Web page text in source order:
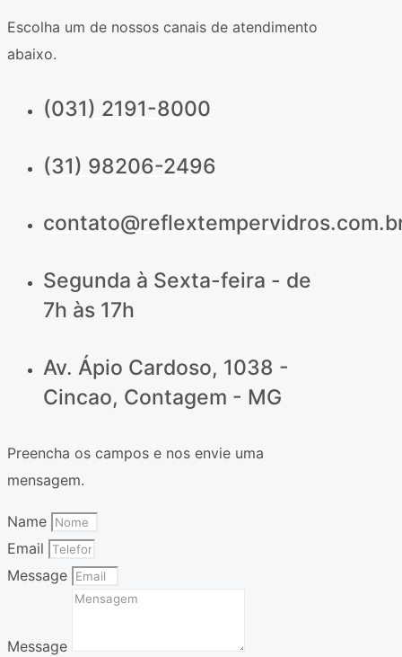
Escolha um de nossos canais de atendimento
abaixo.
(031) 2191-8000
(31) 98206-2496
Segunda à Sexta-feira - de
7h às 17h
Av. Ápio Cardoso, 1038 -
Cincao, Contagem - MG
Preencha os campos e nos envie uma
mensagem.
Name
Email
Message
Message